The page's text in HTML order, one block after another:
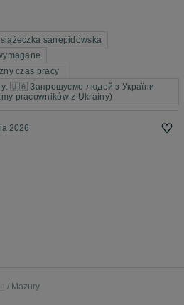
sanepidowska
czas pracy
🇺🇦 Запрошуємо людей з України
pracowników z Ukrainy)
2026
Mazury